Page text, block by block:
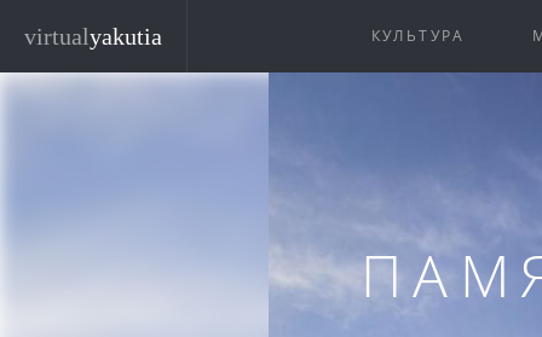
virtualyakutia КУЛЬТУРА